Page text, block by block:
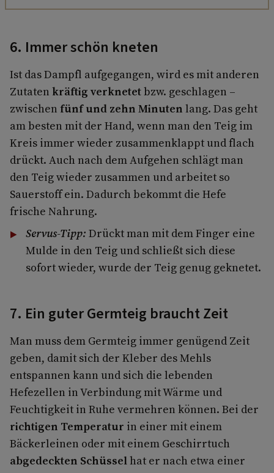
6. Immer schön kneten
Ist das Dampfl aufgegangen, wird es mit anderen
Zutaten kräftig verknetetbzw. geschlagen –
zwischen fünf und zehn Minuten lang. Das geht
am besten mit der Hand, wenn man den Teig im
Kreis immer wieder zusammenklappt und flach
drückt. Auch nach dem Aufgehen schlägt man
den Teig wieder zusammen und arbeitet so
Sauerstoff ein. Dadurch bekommt die Hefe
frische Nahrung.
Servus-Tipp: Drückt man mit dem Finger eine
Mulde in den Teig und schließt sich diese
sofort wieder, wurde der Teig genug geknetet.
7. Ein guter Germteig braucht Zeit
Man muss dem Germteig immer genügend Zeit
geben, damit sich der Kleber des Mehls
entspannen kann und sich die lebenden
Hefezellen in Verbindung mit Wärme und
Feuchtigkeit in Ruhe vermehren können. Bei der
richtigen Temperatur in einer mit einem
Bäckerleinen oder mit einem Geschirrtuch
abgedeckten Schüsselhat er nach etwa einer